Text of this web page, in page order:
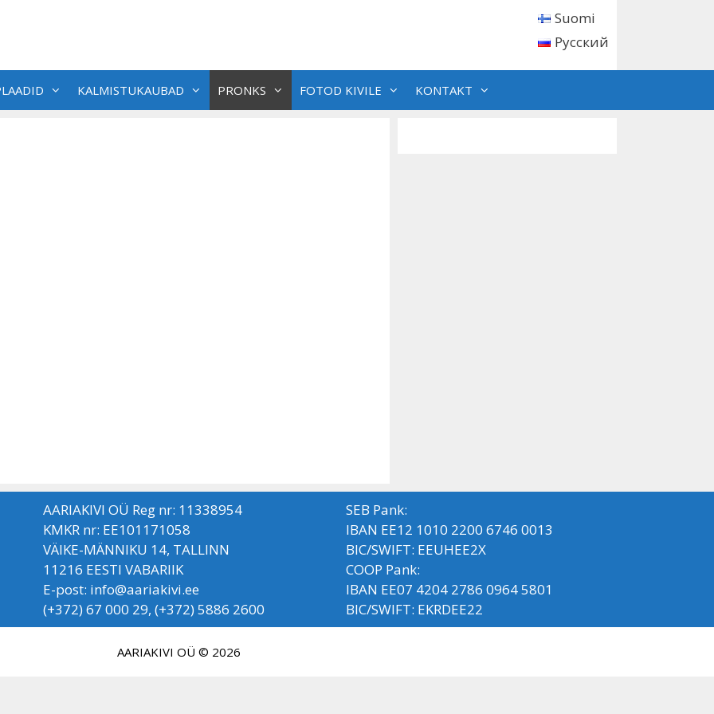
Suomi
Русский
KALMISTUKAUBAD PRONKS FOTOD KIVILE KONTAKT
AARIAKIVI OÜ Reg nr: 11338954
KMKR nr: EE101171058
VÄIKE-MÄNNIKU 14, TALLINN
11216 EESTI VABARIIK
E-post: info@aariakivi.ee
(+372) 67 000 29, (+372) 5886 2600
SEB Pank:
IBAN EE12 1010 2200 6746 0013
BIC/SWIFT: EEUHEE2X
COOP Pank:
IBAN EE07 4204 2786 0964 5801
BIC/SWIFT: EKRDEE22
AARIAKIVI OÜ © 2026